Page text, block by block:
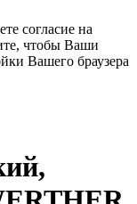
согласие на
чтобы Ваши
Вашего браузера